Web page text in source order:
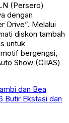
(Persero)
dengan
Drive”. Melalui
diskon tambah
untuk
bergengsi,
Show (GIIAS)